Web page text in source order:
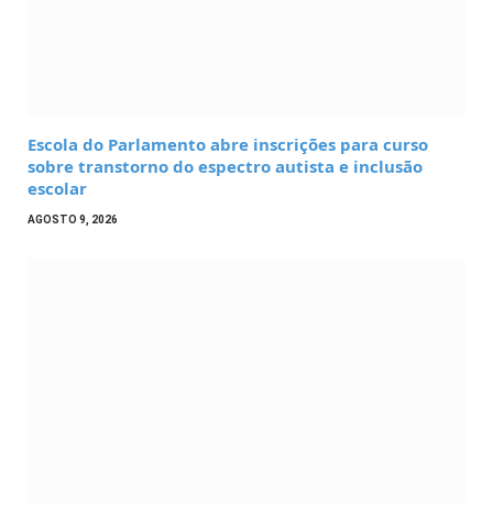
Escola do Parlamento abre inscrições para curso
sobre transtorno do espectro autista e inclusão
escolar
AGOSTO 9, 2026